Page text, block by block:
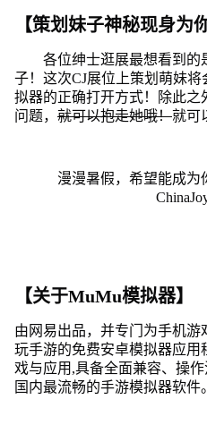
【策划妹子神秘现身为
各位绅士逛展最想看到的
子！这次CJ展位上策划萌妹
拟器的正确打开方式！除此
问题， 就可以抱走她哦！就可
漫漫暑假，希望能成为
【关于MuMu模拟器】
由网易出品，并专门为手机
玩手游的免费安卓模拟器应
戏与应用,具备全面兼容、操
国内最流畅的手游模拟器软件。